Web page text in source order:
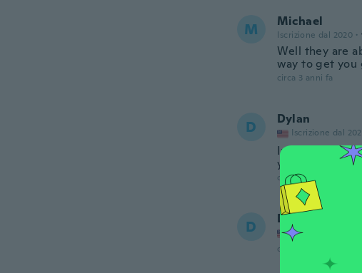
M Michael
Iscrizione dal 2020 ·
Well they are
way to get you
circa 3 anni fa
D Dylan
Iscrizione dal
Im a big fan of
you got them
circa 3 anni fa
D David
Iscrizione dal 2022
circa 3 anni fa